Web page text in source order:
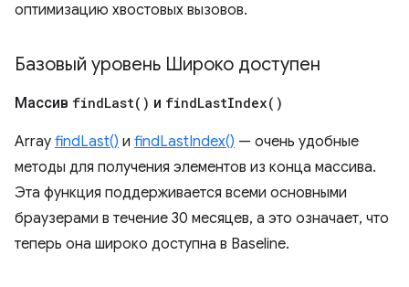
оптимизацию хвостовых вызовов.
Базовый уровень Широко доступен
Массив findLast( ) и findLastIndex( )
Array findLast() и findLastIndex() — очень удобные
методы для получения элементов из конца массива.
Эта функция поддерживается всеми основными
браузерами в течение 30 месяцев, а это означает, что
теперь она широко доступна в Baseline.